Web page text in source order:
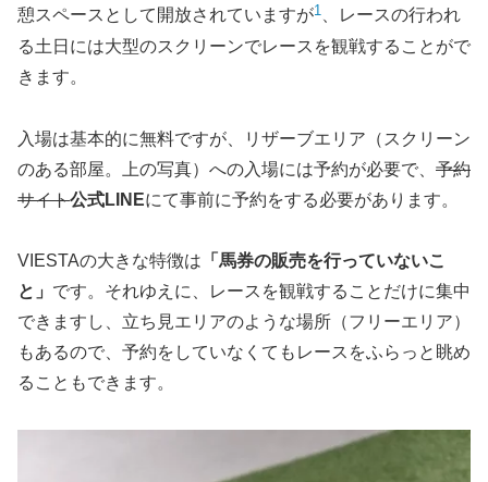
憩スペースとして開放されていますが1 、レースの行われ
る土日には大型のスクリーンでレースを観戦することがで
きます。
入場は基本的に無料ですが、リザーブエリア（スクリーン
のある部屋。上の写真）への入場には予約が必要で、 予約
サイト公式LINEにて事前に予約をする必要があります。
VIESTAの大きな特徴は 「馬券の販売を行っていないこ
と」 です。それゆえに、レースを観戦することだけに集中
できますし、立ち見エリアのような場所（フリーエリア）
もあるので、予約をしていなくてもレースをふらっと眺め
ることもできます。